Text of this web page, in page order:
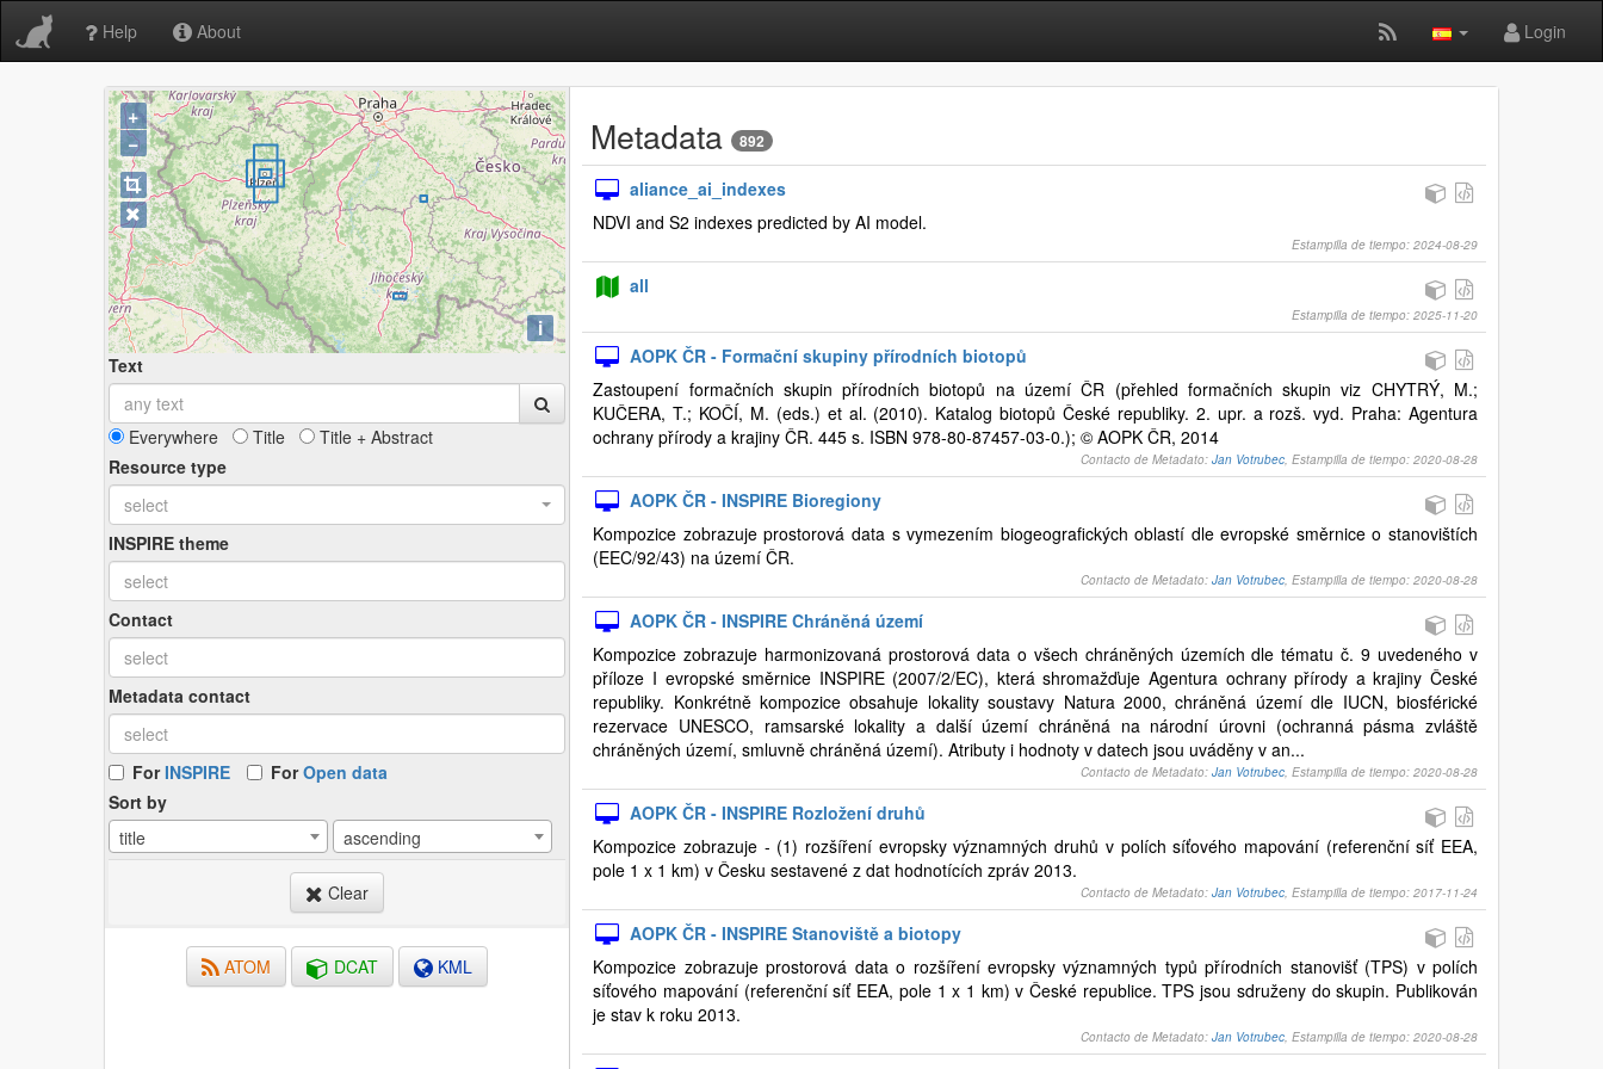
Help About Login
+
−
i
Text
Everywhere Title
Title + Abstract
Resource type
select
INSPIRE theme
Contact
Metadata contact
For INSPIRE ForOpen data
Sort by
title
ascending
Clear
ATOM DCAT KML
Metadata 892
aliance_ai_indexes
NDVI and S2 indexes predicted by AI model.
Estampilla de tiempo: 2024-08-29
all
Estampilla de tiempo: 2025-11-20
AOPK ČR - Formační skupiny přírodních biotopů
Zastoupení formačních skupin přírodních biotopů na území ČR (přehled formačních skupin viz CHYTRÝ, M.;
KUČERA, T.; KOČÍ, M. (eds.) et al. (2010). Katalog biotopů České republiky. 2. upr. a rozš. vyd. Praha: Agentura
ochrany přírody a krajiny ČR. 445 s. ISBN 978-80-87457-03-0.); © AOPK ČR, 2014
Contacto de Metadato: Jan Votrubec, Estampilla de tiempo: 2020-08-28
AOPK ČR - INSPIRE Bioregiony
Kompozice zobrazuje prostorová data s vymezením biogeografických oblastí dle evropské směrnice o stanovištích
(EEC/92/43) na území ČR.
Contacto de Metadato: Jan Votrubec, Estampilla de tiempo: 2020-08-28
AOPK ČR - INSPIRE Chráněná území
Kompozice zobrazuje harmonizovaná prostorová data o všech chráněných územích dle tématu č. 9 uvedeného v
příloze I evropské směrnice INSPIRE (2007/2/EC), která shromažďuje Agentura ochrany přírody a krajiny České
republiky. Konkrétně kompozice obsahuje lokality soustavy Natura 2000, chráněná území dle IUCN, biosférické
rezervace UNESCO, ramsarské lokality a další území chráněná na národní úrovni (ochranná pásma zvláště
chráněných území, smluvně chráněná území). Atributy i hodnoty v datech jsou uváděny v an...
Contacto de Metadato: Jan Votrubec, Estampilla de tiempo: 2020-08-28
AOPK ČR - INSPIRE Rozložení druhů
Kompozice zobrazuje - (1) rozšíření evropsky významných druhů v polích síťového mapování (referenční síť EEA,
pole 1 x 1 km) v Česku sestavené z dat hodnotících zpráv 2013.
Contacto de Metadato: Jan Votrubec, Estampilla de tiempo: 2017-11-24
AOPK ČR - INSPIRE Stanoviště a biotopy
Kompozice zobrazuje prostorová data o rozšíření evropsky významných typů přírodních stanovišť (TPS) v polích
síťového mapování (referenční síť EEA, pole 1 x 1 km) v České republice. TPS jsou sdruženy do skupin. Publikován
je stav k roku 2013.
Contacto de Metadato: Jan Votrubec, Estampilla de tiempo: 2020-08-28